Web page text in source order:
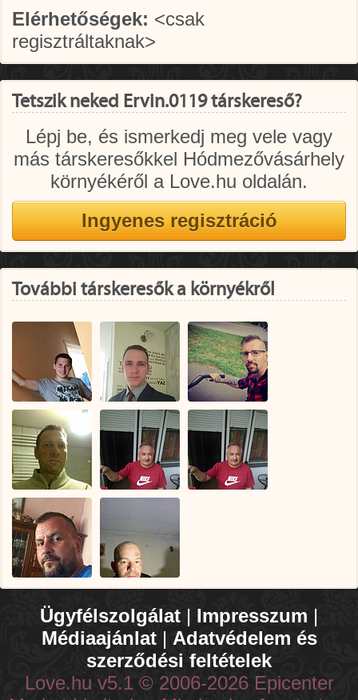
Elérhetőségek: <csak
regisztráltaknak>
Tetszik neked Ervin.0119 társkereső?
Lépj be, és ismerkedj meg vele vagy
más társkeresőkkel Hódmezővásárhely
környékéről a Love.hu oldalán.
További társkeresők a környékről
Ügyfélszolgálat | Impresszum |
Médiaajánlat| Adatvédelem és
szerződési feltételek
Love.hu v5.1 © 2006-2026 Epicenter